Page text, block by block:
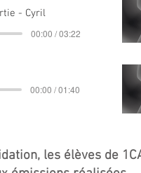
- Cyril
00:00 / 03:22
00:00 / 01:40
les élèves de